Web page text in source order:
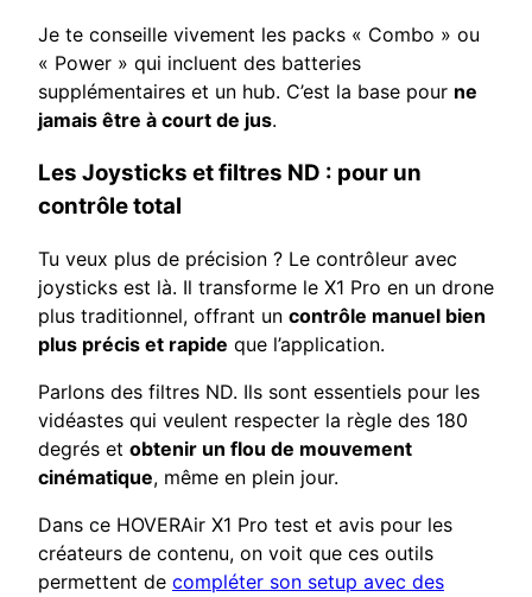
Je te conseille vivement les packs « Combo » ou
« Power » qui incluent des batteries
supplémentaires et un hub. C’est la base pour ne
jamais être à court de jus.
Les Joysticks et filtres ND : pour un
contrôle total
Tu veux plus de précision ? Le contrôleur avec
joysticks est là. Il transforme le X1 Pro en un drone
plus traditionnel, offrant un contrôle manuel bien
plus précis et rapide que l’application.
Parlons des filtres ND. Ils sont essentiels pour les
vidéastes qui veulent respecter la règle des 180
degrés et obtenir un flou de mouvement
cinématique, même en plein jour.
Dans ce HOVERAir X1 Pro test et avis pour les
créateurs de contenu, on voit que ces outils
permettent de compléter son setup avec des